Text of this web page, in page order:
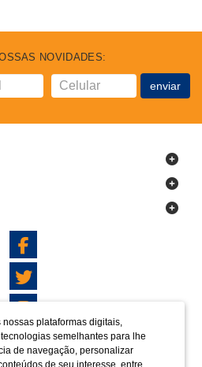
plataformas digitais,
semelhantes para lhe
de navegação, personalizar
de seu interesse, entre
NOVIDADES:
enviar